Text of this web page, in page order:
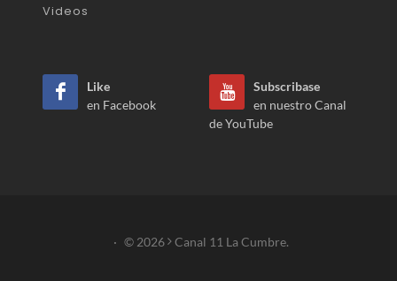
Videos
Like
en Facebook
Subscribase
en nuestro Canal
de YouTube
· © 2026 Canal 11 La Cumbre.